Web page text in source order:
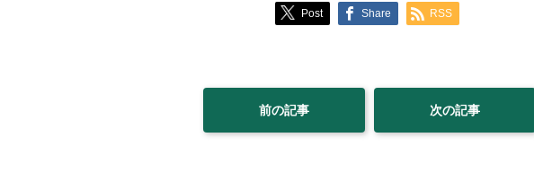
Post Share RSS
前の記事 次の記事